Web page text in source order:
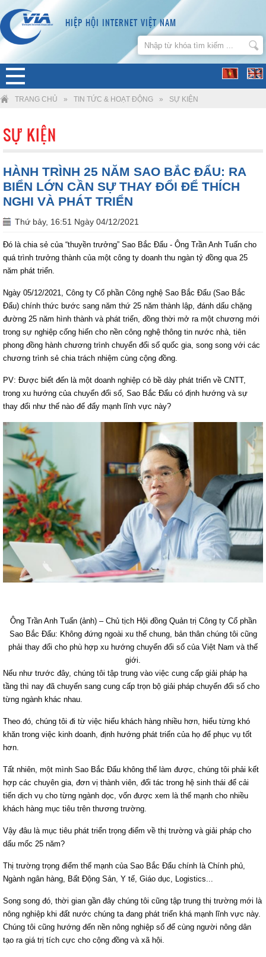
HIỆP HỘI INTERNET VIỆT NAM
TRANG CHỦ » TIN TỨC & HOẠT ĐỘNG » SỰ KIỆN
SỰ KIỆN
HÀNH TRÌNH 25 NĂM SAO BẮC ĐẨU: RA
BIỂN LỚN CẦN SỰ THAY ĐỔI ĐỂ THÍCH
NGHI VÀ PHÁT TRIỂN
Thứ bảy, 16:51 Ngày 04/12/2021
Đó là chia sẻ của “thuyền trưởng” Sao Bắc Đẩu - Ông Trần Anh Tuấn cho
quá trình trưởng thành của một công ty doanh thu ngàn tỷ đồng qua 25
năm phát triển.
Ngày 05/12/2021, Công ty Cổ phần Công nghệ Sao Bắc Đẩu (Sao Bắc
Đẩu) chính thức bước sang năm thứ 25 năm thành lập, đánh dấu chặng
đường 25 năm hình thành và phát triển, đồng thời mở ra một chương mới
trong sự nghiệp cống hiến cho nền công nghệ thông tin nước nhà, tiên
phong đồng hành chương trình chuyển đổi số quốc gia, song song với các
chương trình sẻ chia trách nhiệm cùng cộng đồng.
PV: Được biết đến là một doanh nghiệp có bề dày phát triển về CNTT,
trong xu hướng của chuyển đổi số, Sao Bắc Đẩu có định hướng và sự
thay đổi như thế nào để đẩy mạnh lĩnh vực này?
Ông Trần Anh Tuấn (ảnh) – Chủ tịch Hội đồng Quản trị Công ty Cổ phần
Sao Bắc Đẩu: Không đứng ngoài xu thế chung, bản thân chúng tôi cũng
phải thay đổi cho phù hợp xu hướng chuyển đổi số của Việt Nam và thế
giới.
Nếu như trước đây, chúng tôi tập trung vào việc cung cấp giải pháp hạ
tầng thì nay đã chuyển sang cung cấp trọn bộ giải pháp chuyển đổi số cho
từng ngành khác nhau.
Theo đó, chúng tôi đi từ việc hiểu khách hàng nhiều hơn, hiểu từng khó
khăn trong việc kinh doanh, định hướng phát triển của họ để phục vụ tốt
hơn.
Tất nhiên, một mình Sao Bắc Đẩu không thể làm được, chúng tôi phải kết
hợp các chuyên gia, đơn vị thành viên, đối tác trong hệ sinh thái để cải
tiến dịch vụ cho từng ngành dọc, vốn được xem là thế mạnh cho nhiều
khách hàng mục tiêu trên thương trường.
Vậy đâu là mục tiêu phát triển trọng điểm về thị trường và giải pháp cho
dấu mốc 25 năm?
Thị trường trọng điểm thế mạnh của Sao Bắc Đẩu chính là Chính phủ,
Ngành ngân hàng, Bất Động Sản, Y tế, Giáo dục, Logistics...
Song song đó, thời gian gần đây chúng tôi cũng tập trung thị trường mới là
nông nghiệp khi đất nước chúng ta đang phát triển khá mạnh lĩnh vực này.
Chúng tôi cũng hướng đến nền nông nghiệp số để cùng người nông dân
tạo ra giá trị tích cực cho cộng đồng và xã hội.